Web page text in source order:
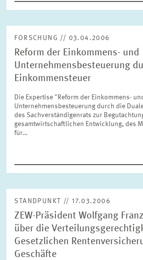
Monat
Bereiche
Bitte wählen
Themen
Bitte wählen
FORSCHUNG // 03.04.2006
Reform der Einkommens- und
Unternehmensbesteuerung
Einkommensteuer
Die Expertise "Reform der Einkommens-
Unternehmensbesteuerung durch die
des Sachverständigenrats zur
gesamtwirtschaftlichen Entwicklung, des
für…
STANDPUNKT // 17.03.2006
ZEW-Präsident Wolfgang
über die
Gesetzlichen
Geschäfte